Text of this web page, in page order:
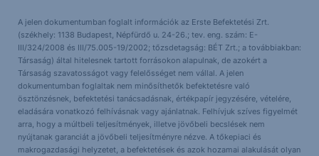
A jelen dokumentumban foglalt információk az Erste Befektetési Zrt.
(székhely: 1138 Budapest, Népfürdő u. 24-26.; tev. eng. szám: E-
III/324/2008 és III/75.005-19/2002; tőzsdetagság: BÉT Zrt.; a továbbiakban:
Társaság) által hitelesnek tartott forrásokon alapulnak, de azokért a
Társaság szavatosságot vagy felelősséget nem vállal. A jelen
dokumentumban foglaltak nem minősíthetők befektetésre való
ösztönzésnek, befektetési tanácsadásnak, értékpapír jegyzésére, vételére,
eladására vonatkozó felhívásnak vagy ajánlatnak. Felhívjuk szíves figyelmét
arra, hogy a múltbeli teljesítmények, illetve jövőbeli becslések nem
nyújtanak garanciát a jövőbeli teljesítményre nézve. A tőkepiaci és
makrogazdasági helyzetet, a befektetések és azok hozamai alakulását olyan